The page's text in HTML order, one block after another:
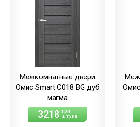
Межкомнатные двери
Омис Smart С018 BG дуб
магма
3218 грн
штука